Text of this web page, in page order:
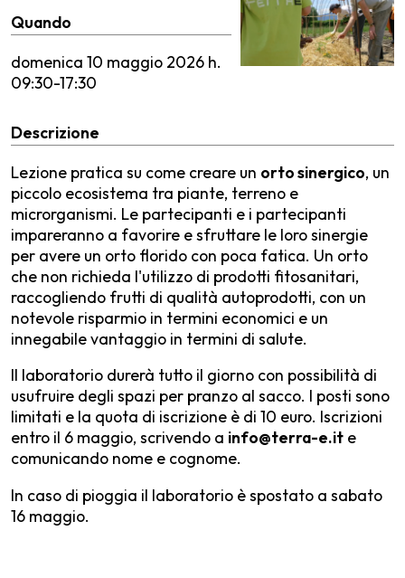
Quando
domenica 10 maggio 2026 h.
09:30-17:30
Descrizione
Lezione pratica su come creare un orto sinergico, un
piccolo ecosistema tra piante, terreno e
microrganismi. Le partecipanti e i partecipanti
impareranno a favorire e sfruttare le loro sinergie
per avere un orto florido con poca fatica. Un orto
che non richieda l'utilizzo di prodotti fitosanitari,
raccogliendo frutti di qualità autoprodotti, con un
notevole risparmio in termini economici e un
innegabile vantaggio in termini di salute.
Il laboratorio durerà tutto il giorno con possibilità di
usufruire degli spazi per pranzo al sacco. I posti sono
limitati e la quota di iscrizione è di 10 euro. Iscrizioni
entro il 6 maggio, scrivendo a info@terra-e.it e
comunicando nome e cognome.
In caso di pioggia il laboratorio è spostato a sabato
16 maggio.